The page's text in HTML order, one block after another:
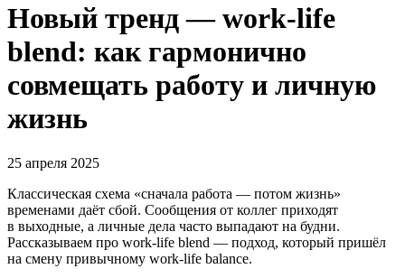
Новый тренд — work-life
blend: как гармонично
совмещать работу и личную
жизнь
25 апреля 2025
Классическая схема «сначала работа — потом жизнь»
временами даёт сбой. Сообщения от коллег приходят
в выходные, а личные дела часто выпадают на будни.
Рассказываем про work-life blend — подход, который пришёл
на смену привычному work-life balance.